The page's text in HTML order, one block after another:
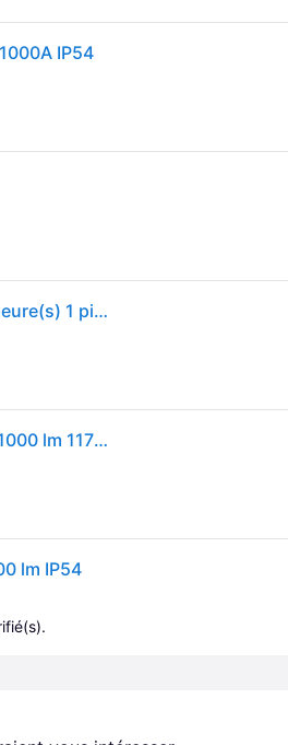
IP54
Baladeuse led rechargeable 1000+200 lm 1000 24 heure(s) 1 pièce(s) sur batterie baladeuse led rechargeable 1000+200 lm - brennenstuhl
Brennenstuhl LED COB Lampe de travail HL 1000 A 1000 lm 1175680
lm IP54